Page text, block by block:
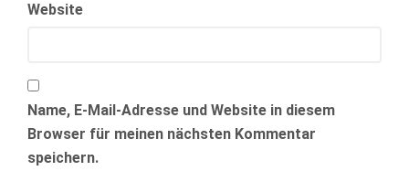
Website
Name, E-Mail-Adresse und Website in diesem
Browser für meinen nächsten Kommentar
speichern.